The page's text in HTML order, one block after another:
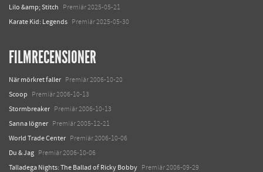
Lilo &amp; Stitch Premiär 2025-05-21
Karate Kid: Legends Premiär 2025-05-30
FILMRECENSIONER
När mörkret faller Premiär 2006-10-20
Scoop Premiär 2006-10-13
Stormbreaker Premiär 2006-10-13
Sanna lögner Premiär 2005-12-21
World Trade Center Premiär 2006-10-06
Du & Jag Premiär 2006-10-06
Talladega Nights: The Ballad of Ricky Bobby Premiär 2006-09-29